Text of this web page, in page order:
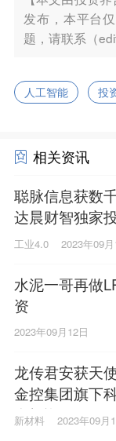
发布，本平台
题，请联系（
人工智能 投
相关资讯
聪脉信息获数
达晨财智独家
工业4.0 2023年09
水泥一哥再做
资
2023年09月12日
龙传君安获天
金控集团旗下
金投资
新材料 2023年09月